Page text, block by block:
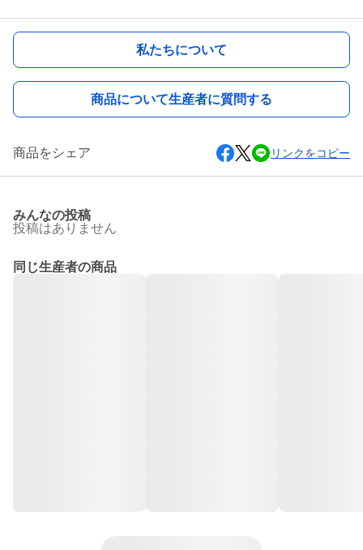
私たちについて
商品について生産者に質問する
商品をシェア リンクをコピー
みんなの投稿
投稿はありません
同じ生産者の商品